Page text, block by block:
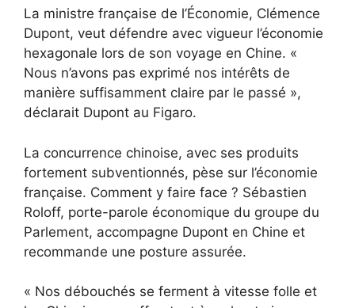
La ministre française de l’Économie, Clémence
Dupont, veut défendre avec vigueur l’économie
hexagonale lors de son voyage en Chine. «
Nous n’avons pas exprimé nos intérêts de
manière suffisamment claire par le passé »,
déclarait Dupont au Figaro.
La concurrence chinoise, avec ses produits
fortement subventionnés, pèse sur l’économie
française. Comment y faire face ? Sébastien
Roloff, porte-parole économique du groupe du
Parlement, accompagne Dupont en Chine et
recommande une posture assurée.
« Nos débouchés se ferment à vitesse folle et